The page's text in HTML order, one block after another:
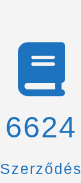
6900
Szerződés